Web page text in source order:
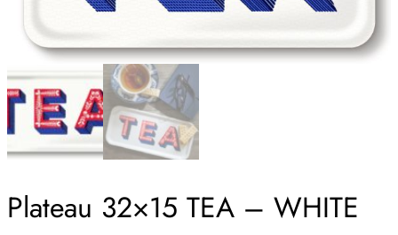
Plateau 32×15 TEA – WHITE